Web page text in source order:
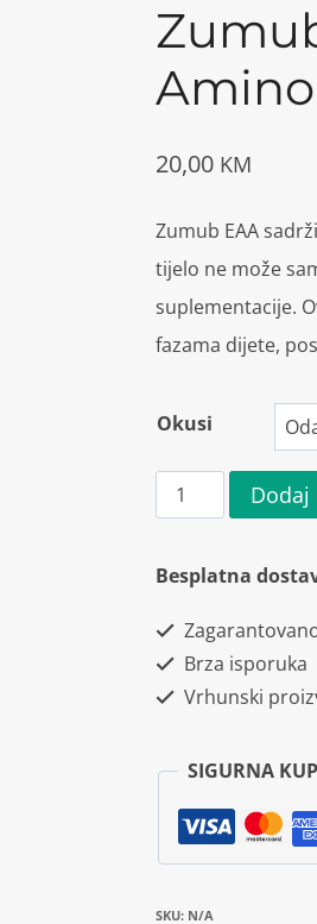
20,00 KM
Zumub EAA
tijelo ne može
suplementacije.
fazama dijete,
Okusi
Zumub
EAA
Esencijalne
125g
količina
Dodaj
Besplatna
Brza isporuka
Vrhunski
SIGURNA
SKU: N/A